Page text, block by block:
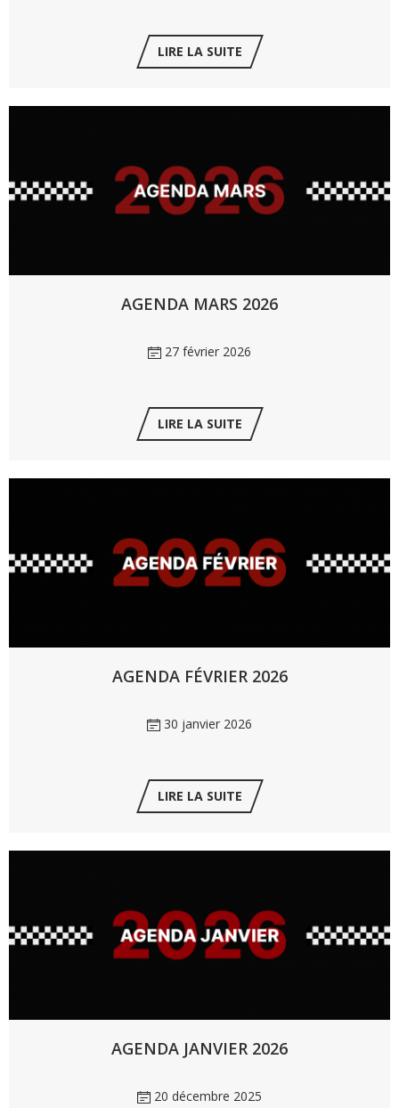
LIRE LA SUITE
AGENDA MARS 2026
27 février 2026
LIRE LA SUITE
AGENDA FÉVRIER 2026
30 janvier 2026
LIRE LA SUITE
AGENDA JANVIER 2026
20 décembre 2025